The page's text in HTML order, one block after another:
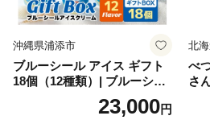
沖縄県浦添市
ブルーシール アイス ギフト
18個（12種類）| ブルーシー
ルアイス ブルーシールアイ
スクリーム 着日指定可能 送
23,000円
北
べ
さ
12
ス